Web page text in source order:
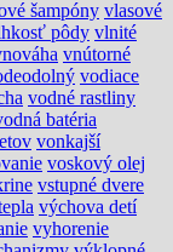
šampóny vlasové
pôdy vlnité
vnútorné
vodiace
vodné rastliny
batéria
vonkajší
voskový olej
vstupné dvere
výchova detí
vyhorenie